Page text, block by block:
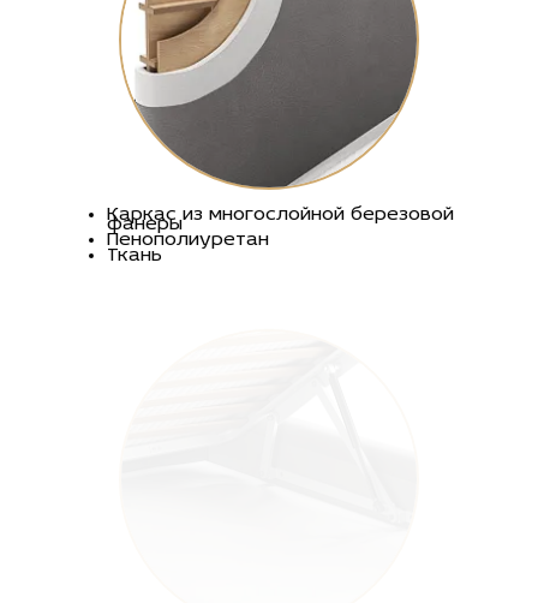
Каркас из многослойной березовой
фанеры
Пенополиуретан
Ткань